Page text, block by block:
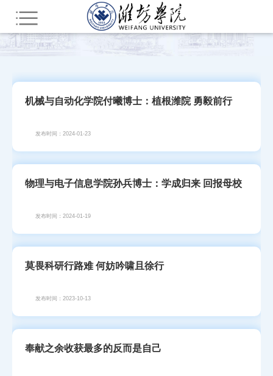
您所在的位置：首页 部门网站群 教辅部门 新闻中心（院报编辑部） 潍院人物
机械与自动化学院付曦博士：植根潍院 勇毅前行
发布时间：2024-01-23
物理与电子信息学院孙兵博士：学成归来 回报母校
发布时间：2024-01-19
莫畏科研行路难 何妨吟啸且徐行
发布时间：2023-10-13
奉献之余收获最多的反而是自己